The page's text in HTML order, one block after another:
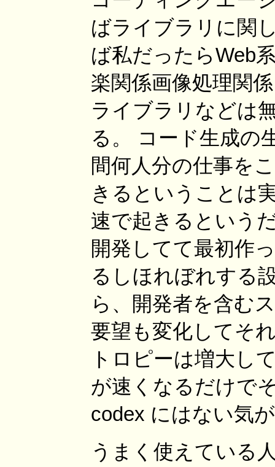
ばライブラリに関
ば私だったらWeb
楽関係画像処理関
ライブラリなどは
る。 コード生成の
間何人分の仕事を
きるということは
速で起きるという
開発してて最初作
るしほれぼれする
ら、開発者を含む
要望も変化してそ
トロピーは増大し
が速くなるだけで
codex にはない気
うまく使えている